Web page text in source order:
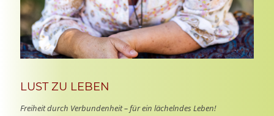
LUST ZU LEBEN
Freiheit durch Verbundenheit – für ein lächelndes Leben!